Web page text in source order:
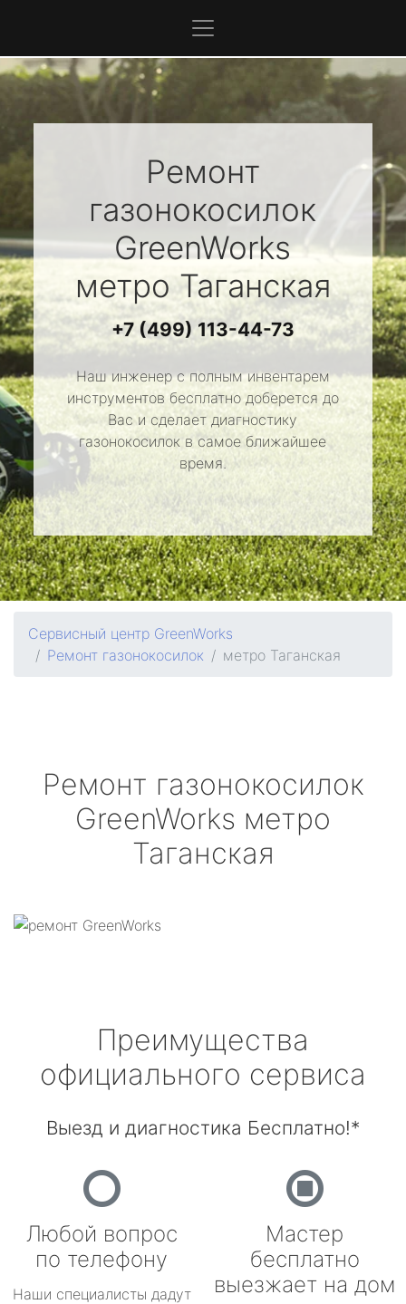
Ремонт
газонокосилок
GreenWorks
метро Таганская
+7 (499) 113-44-73
Наш инженер с полным инвентарем
инструментов бесплатно доберется до
Вас и сделает диагностику
газонокосилок в самое ближайшее
время.
Сервисный центр GreenWorks
Ремонт газонокосилок
метро Таганская
Ремонт газонокосилок
GreenWorks метро
Таганская
Преимущества
официального сервиса
Выезд и диагностика Бесплатно!*
Любой вопрос
по телефону
Наши специалисты дадут
Мастер
бесплатно
выезжает на дом